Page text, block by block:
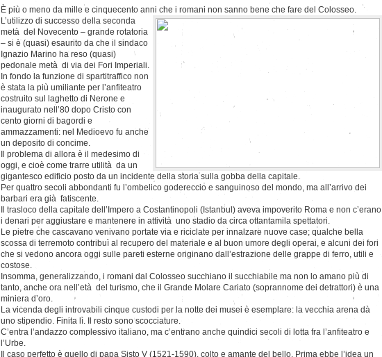
È più o meno da mille e cinquecento anni che i romani non sanno bene che fare del Colosseo.
L’utilizzo di successo della seconda
metà del Novecento – grande rotatoria
– si è (quasi) esaurito da che il sindaco
Ignazio Marino ha reso (quasi)
pedonale metà di via dei Fori Imperiali.
In fondo la funzione di spartitraffico non
è stata la più umiliante per l’anfiteatro
costruito sul laghetto di Nerone e
inaugurato nell’80 dopo Cristo con
cento giorni di bagordi e
ammazzamenti: nel Medioevo fu anche
un deposito di concime.
Il problema di allora è il medesimo di
oggi, e cioè come trarre utilità da un
gigantesco edificio posto da un incidente della storia sulla gobba della capitale.
Per quattro secoli abbondanti fu l’ombelico godereccio e sanguinoso del mondo, ma all’arrivo dei
barbari era già fatiscente.
Il trasloco della capitale dell’Impero a Costantinopoli (Istanbul) aveva impoverito Roma e non c’erano
i denari per aggiustare e mantenere in attività uno stadio da circa ottantamila spettatori.
Le pietre che cascavano venivano portate via e riciclate per innalzare nuove case; qualche bella
scossa di terremoto contribuì al recupero del materiale e al buon umore degli operai, e alcuni dei fori
che si vedono ancora oggi sulle pareti esterne originano dall’estrazione delle grappe di ferro, utili e
costose.
Insomma, generalizzando, i romani dal Colosseo succhiano il succhiabile ma non lo amano più di
tanto, anche ora nell’età del turismo, che il Grande Molare Cariato (soprannome dei detrattori) è una
miniera d’oro.
La vicenda degli introvabili cinque custodi per la notte dei musei è esemplare: la vecchia arena dà
uno stipendio. Finita lì. Il resto sono scocciature.
C’entra l’andazzo complessivo italiano, ma c’entrano anche quindici secoli di lotta fra l’anfiteatro e
l’Urbe.
Il caso perfetto è quello di papa Sisto V (1521-1590), colto e amante del bello. Prima ebbe l’idea un